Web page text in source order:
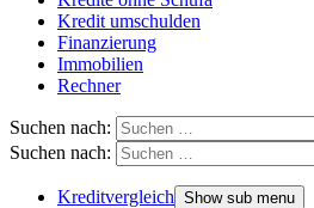
Kredit umschulden
Finanzierung
Immobilien
Rechner
Suchen nach:
Suchen nach:
Kreditvergleich Show sub menu